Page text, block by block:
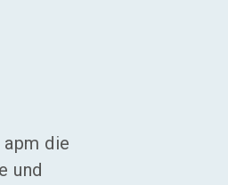
die
und